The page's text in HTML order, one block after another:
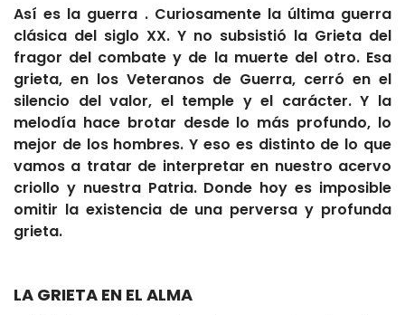
Así es la guerra . Curiosamente la última guerra
clásica del siglo XX. Y no subsistió la Grieta del
fragor del combate y de la muerte del otro. Esa
grieta, en los Veteranos de Guerra, cerró en el
silencio del valor, el temple y el carácter. Y la
melodía hace brotar desde lo más profundo, lo
mejor de los hombres. Y eso es distinto de lo que
vamos a tratar de interpretar en nuestro acervo
criollo y nuestra Patria. Donde hoy es imposible
omitir la existencia de una perversa y profunda
grieta.
LA GRIETA EN EL ALMA